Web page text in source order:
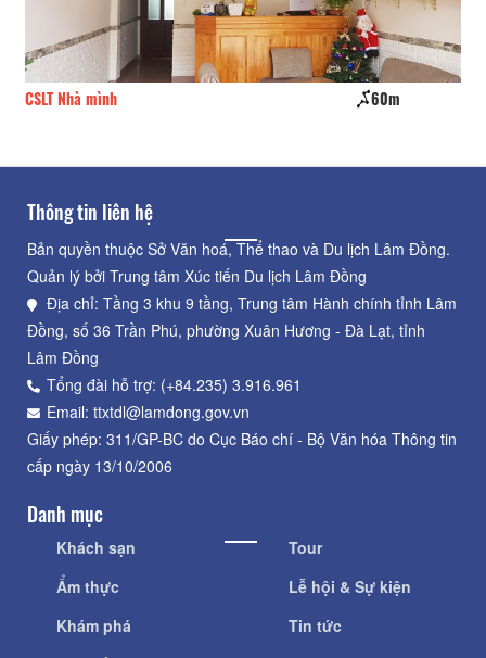
CSLT Nhà mình 60m
Thông tin liên hệ
Bản quyền thuộc Sở Văn hoá, Thể thao và Du lịch Lâm Đồng.
Quản lý bởi Trung tâm Xúc tiến Du lịch Lâm Đồng
Địa chỉ: Tầng 3 khu 9 tầng, Trung tâm Hành chính tỉnh Lâm
Đồng, số 36 Trần Phú, phường Xuân Hương - Đà Lạt, tỉnh
Lâm Đồng
Tổng đài hỗ trợ: (+84.235) 3.916.961
Email: ttxtdl@lamdong.gov.vn
Giấy phép: 311/GP-BC do Cục Báo chí - Bộ Văn hóa Thông tin
cấp ngày 13/10/2006
Danh mục
Khách sạn
Ẩm thực
Khám phá
Tour
Lễ hội & Sự kiện
Tin tức